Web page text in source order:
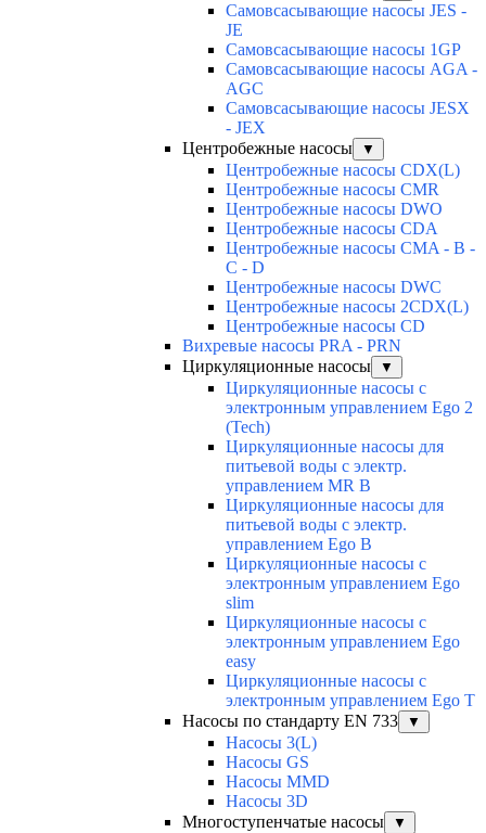
Самовсасывающие насосы JES -
JE
Самовсасывающие насосы 1GP
Самовсасывающие насосы AGA -
AGC
Самовсасывающие насосы JESX
- JEX
Центробежные насосы
▼
Центробежные насосы CDX(L)
Центробежные насосы CMR
Центробежные насосы DWO
Центробежные насосы CDA
Центробежные насосы CMA - B -
C - D
Центробежные насосы DWC
Центробежные насосы 2CDX(L)
Центробежные насосы CD
Вихревые насосы PRA - PRN
Циркуляционные насосы
▼
Циркуляционные насосы с
электронным управлением Ego 2
(Tech)
Циркуляционные насосы для
питьевой воды с электр.
управлением MR B
Циркуляционные насосы для
питьевой воды с электр.
управлением Ego B
Циркуляционные насосы с
электронным управлением Ego
slim
Циркуляционные насосы с
электронным управлением Ego
easy
Циркуляционные насосы с
электронным управлением Ego T
Насосы по стандарту EN 733
▼
Насосы 3(L)
Насосы GS
Насосы MMD
Насосы 3D
Многоступенчатые насосы
▼